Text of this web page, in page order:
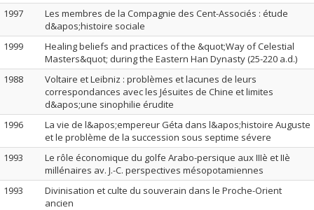
1997
Les membres de la Compagnie des Cent-Associés : étude
d&apos;histoire sociale
1999
Healing beliefs and practices of the &quot;Way of Celestial
Masters&quot; during the Eastern Han Dynasty (25-220 a.d.)
1988
Voltaire et Leibniz : problèmes et lacunes de leurs
correspondances avec les Jésuites de Chine et limites
d&apos;une sinophilie érudite
1996
La vie de l&apos;empereur Géta dans l&apos;histoire Auguste
et le problème de la succession sous septime sévere
1993
Le rôle économique du golfe Arabo-persique aux IIIè et IIè
millénaires av. J.-C. perspectives mésopotamiennes
1993
Divinisation et culte du souverain dans le Proche-Orient
ancien